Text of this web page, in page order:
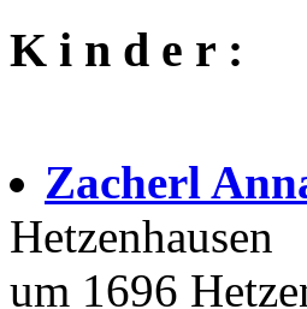
K i n d e r :
Zacherl
Hetzenhausen
um 1696